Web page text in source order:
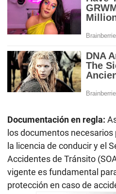
Documentación en regla:
los documentos necesarios
la licencia de conducir y el
Accidentes de Tránsito
vigente es fundamental
protección en caso de